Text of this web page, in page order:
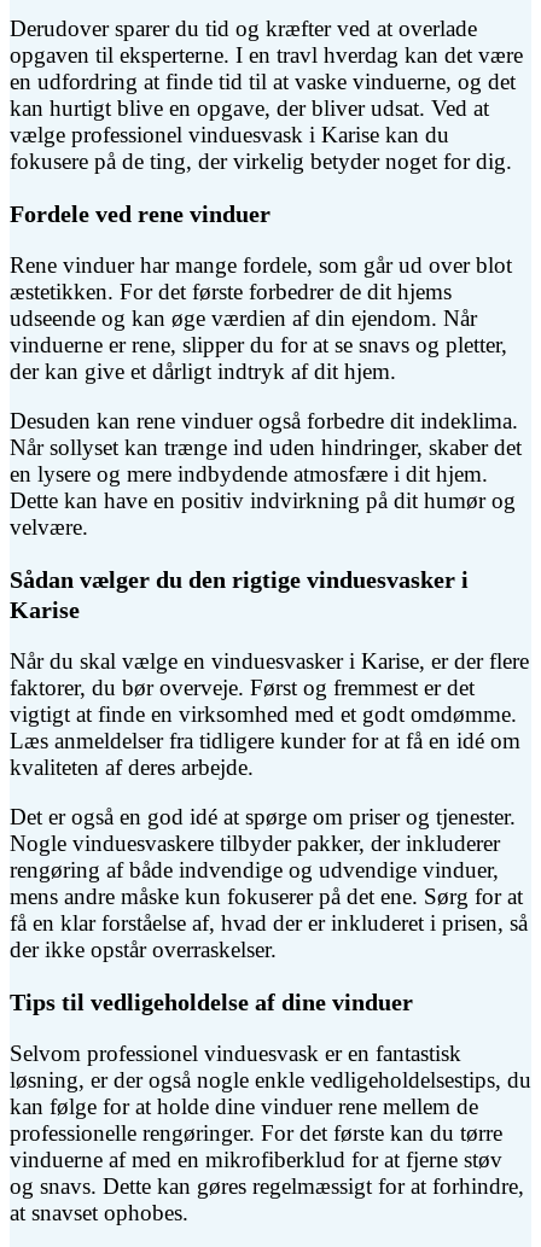
Derudover sparer du tid og kræfter ved at overlade
opgaven til eksperterne. I en travl hverdag kan det være
en udfordring at finde tid til at vaske vinduerne, og det
kan hurtigt blive en opgave, der bliver udsat. Ved at
vælge professionel vinduesvask i Karise kan du
fokusere på de ting, der virkelig betyder noget for dig.
Fordele ved rene vinduer
Rene vinduer har mange fordele, som går ud over blot
æstetikken. For det første forbedrer de dit hjems
udseende og kan øge værdien af din ejendom. Når
vinduerne er rene, slipper du for at se snavs og pletter,
der kan give et dårligt indtryk af dit hjem.
Desuden kan rene vinduer også forbedre dit indeklima.
Når sollyset kan trænge ind uden hindringer, skaber det
en lysere og mere indbydende atmosfære i dit hjem.
Dette kan have en positiv indvirkning på dit humør og
velvære.
Sådan vælger du den rigtige vinduesvasker i
Karise
Når du skal vælge en vinduesvasker i Karise, er der flere
faktorer, du bør overveje. Først og fremmest er det
vigtigt at finde en virksomhed med et godt omdømme.
Læs anmeldelser fra tidligere kunder for at få en idé om
kvaliteten af deres arbejde.
Det er også en god idé at spørge om priser og tjenester.
Nogle vinduesvaskere tilbyder pakker, der inkluderer
rengøring af både indvendige og udvendige vinduer,
mens andre måske kun fokuserer på det ene. Sørg for at
få en klar forståelse af, hvad der er inkluderet i prisen, så
der ikke opstår overraskelser.
Tips til vedligeholdelse af dine vinduer
Selvom professionel vinduesvask er en fantastisk
løsning, er der også nogle enkle vedligeholdelsestips, du
kan følge for at holde dine vinduer rene mellem de
professionelle rengøringer. For det første kan du tørre
vinduerne af med en mikrofiberklud for at fjerne støv
og snavs. Dette kan gøres regelmæssigt for at forhindre,
at snavset ophobes.